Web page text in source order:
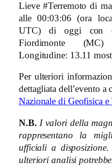
Lieve #Terremoto di
alle 00:03:06 (ora
UTC) di oggi con
Fiordimonte
Longitudine: 13.11
Per ulteriori
dettagliata dell’evento a
Nazionale di Geofisica
N.B. I valori della
rappresentano la
ufficiali a
ulteriori analisi